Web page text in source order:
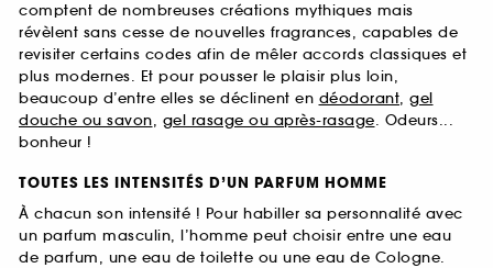
comptent de nombreuses créations mythiques mais
révèlent sans cesse de nouvelles fragrances, capables de
revisiter certains codes afin de mêler accords classiques et
plus modernes. Et pour pousser le plaisir plus loin,
beaucoup d’entre elles se déclinent en déodorant, gel
douche ou savon, gel rasage ou après-rasage. Odeurs...
bonheur !
TOUTES LES INTENSITÉS D’UN PARFUM HOMME
À chacun son intensité ! Pour habiller sa personnalité avec
un parfum masculin, l’homme peut choisir entre une eau
de parfum, une eau de toilette ou une eau de Cologne.